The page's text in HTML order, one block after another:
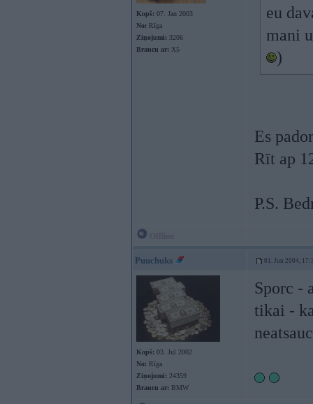
Kopš: 07. Jan 2003
No: Rīga
Ziņojumi: 3206
Braucu ar: X5
eu
mani
)
Es
Rīt ap
P.S.
Puuchuks 01. Jun 2004,
Kopš: 03. Jul 2002
No: Rīga
Ziņojumi: 24359
Braucu ar: BMW
Sporc -
tikai -